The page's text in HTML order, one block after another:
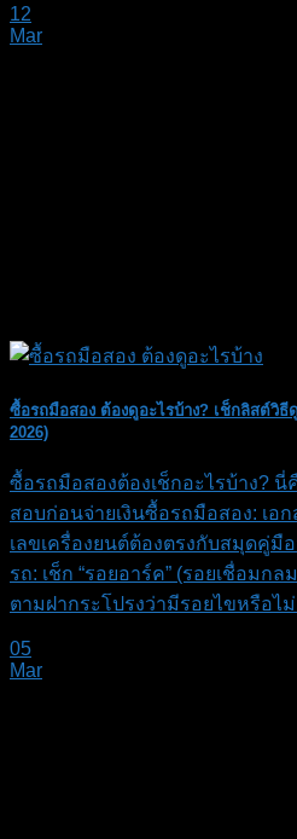
12
Mar
ซื้อรถมือสอง ต้องดูอะไรบ้าง? เช็กลิสต์วิ
2026)
ซื้อรถมือสองต้องเช็กอะไรบ้าง?
สอบก่อนจ่ายเงินซื้อรถมือสอง: เอก
เลขเครื่องยนต์ต้องตรงกับสมุดคู่มื
รถ: เช็ก “รอยอาร์ค” (รอยเชื่อมก
ตามฝากระโปรงว่ามีรอยไขหรือไม่
05
Mar